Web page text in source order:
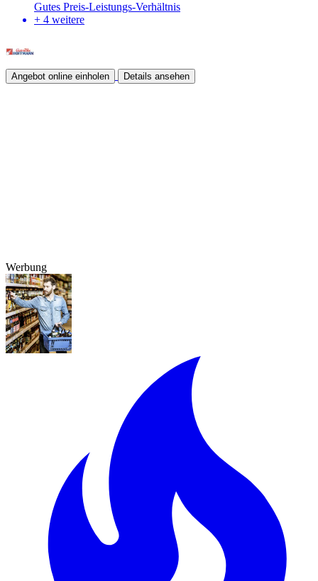
Gutes Preis-Leistungs-Verhältnis
+ 4 weitere
Angebot online einholen Details ansehen
Werbung